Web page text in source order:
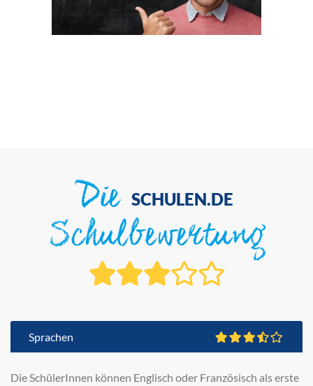
Die SCHULEN.DE
Schulbewertung
Sprachen
Die SchülerInnen können Englisch oder Französisch als erste